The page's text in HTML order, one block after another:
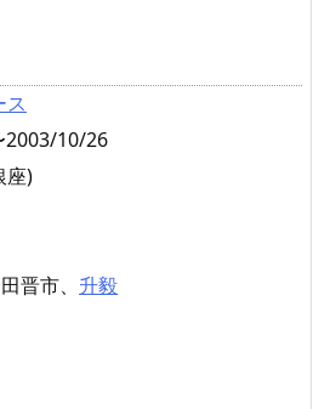
ス
10/26
座)
晋市、 升毅